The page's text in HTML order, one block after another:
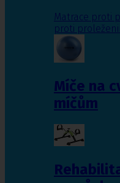
Matrace proti
proti
Míče na
míčům